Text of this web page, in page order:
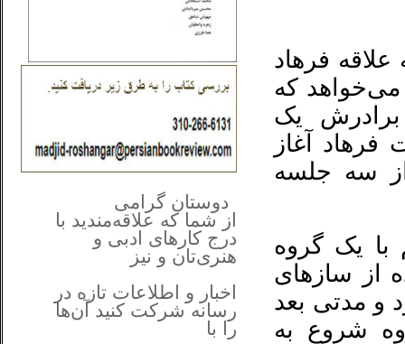
فرهاد
که
برادرش یک
فرهاد آغاز
سه جلسه
با یک گروه
از سازهای
و مدتی بعد
شروع به
دوستان گرامی
از شما که علاقه‌مندید با
درج کارهای‌ ادبی و
هنری‌تان و نیز
اخبار و اطلاعات تازه در
رسانه شرکت کنید آن‌ها
را با